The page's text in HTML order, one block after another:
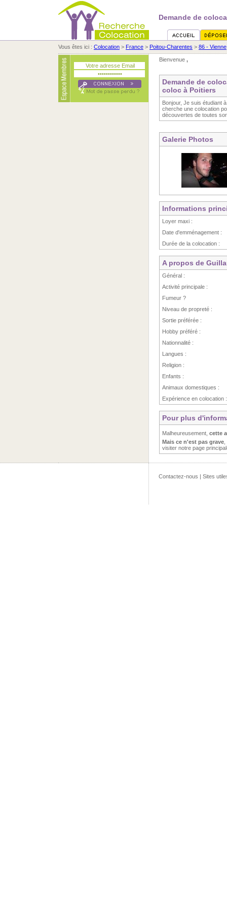
Demande de
Vous êtes ici : Colocation > France > Poitou-Charentes > 86 - Vienne
Bienvenue ,
Demande de
coloc à Poitiers
Bonjour, Je suis étudiant
cherche une colocation
découvertes de toutes
Galerie Photos
Informations
Loyer maxi :
Date d'emménagement :
Durée de la colocation :
A propos de
Général :
Activité principale :
Fumeur ?
Niveau de propreté :
Sortie préférée :
Hobby préféré :
Nationnalité :
Langues :
Religion :
Enfants :
Animaux domestiques :
Expérience en colocation :
Pour plus
Malheureusement, cette
Mais ce n'est pas grave
visiter notre page
Contactez-nous | Sites